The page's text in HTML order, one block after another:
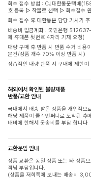
회수 접수 방법 : CJ대한통운택배
호 등록 ▷ 착불로 선택 ▷ 회수접수
회수 접수 후 대한통운 담당 기사가
배송비 입금계좌 : 국민은행
에 휴대폰 뒷번호 4자리 기재 요청)
대량 구매 후 반품 시 반품 수거 비용
문건/상품 개수 70% 이상 반품 시)
상습적인 대량 반품 시 구매에 제한이
해외에서 확인된 불량제품
반품/교환 안내
국내에서 배송 받은 상품을 개인적으
해당 제품이 클릭앤퍼니로 도착된 후
배비에 한해서 운송비를 부담 합니다
교환운임 안내
상품 교환은 동일 상품 또는 타 상품
객님 부담입니다.
(상품을 저희쪽에 보내는 배송비